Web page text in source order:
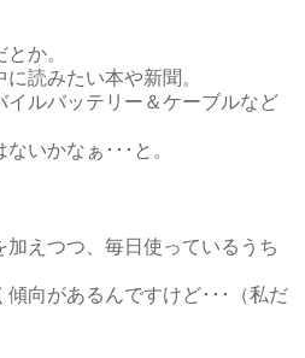
か。
読みたい本や新聞。
ルバッテリー＆ケーブルなど
いかなぁ･･･と。
加えつつ、毎日使っているうち
向があるんですけど･･･（私だ